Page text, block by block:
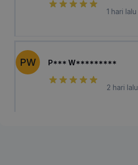
1 hari lalu
PW P*** W*********
2 hari lalu